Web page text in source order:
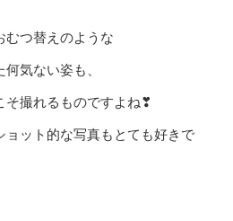
むつ替えのような
気ない姿も、
そ撮れるものですよね❣
ット的な写真もとても好きで